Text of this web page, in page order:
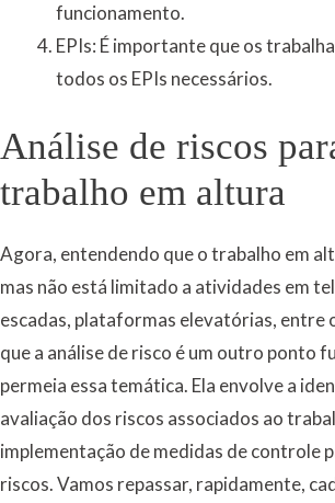
funcionamento.
EPIs: É importante que os
todos os EPIs necessários.
Análise de riscos
trabalho em altura
Agora, entendendo que o trabalho em
mas não está limitado a atividades em
escadas, plataformas elevatórias, entre
que a análise de risco é um outro ponto
permeia essa temática. Ela envolve a
avaliação dos riscos associados ao
implementação de medidas de controle
riscos. Vamos repassar, rapidamente,